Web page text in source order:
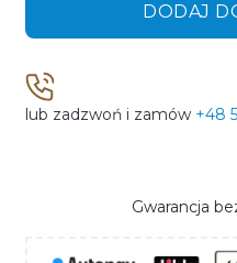
DODAJ
lub zadzwoń i zamów +48
Gwarancja